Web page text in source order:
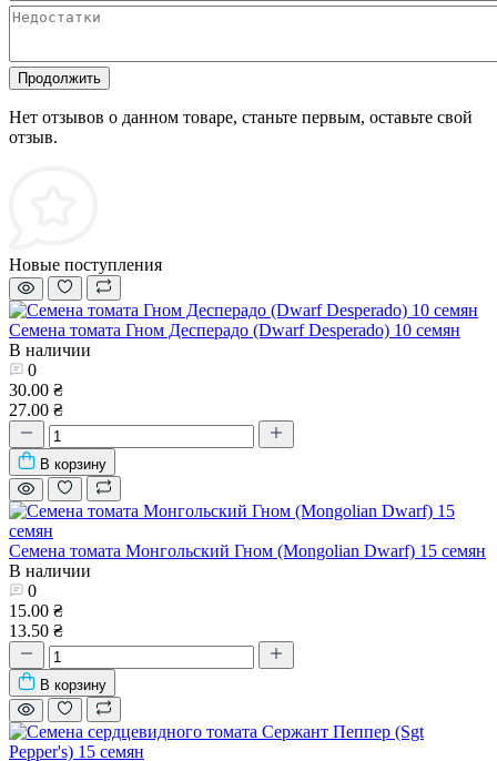
Продолжить
Нет отзывов о данном товаре, станьте первым, оставьте свой
отзыв.
Новые поступления
Семена томата Гном Десперадо (Dwarf Desperado) 10 семян
В наличии
0
30.00 ₴
27.00 ₴
В корзину
Семена томата Монгольский Гном (Mongolian Dwarf) 15 семян
В наличии
0
15.00 ₴
13.50 ₴
В корзину